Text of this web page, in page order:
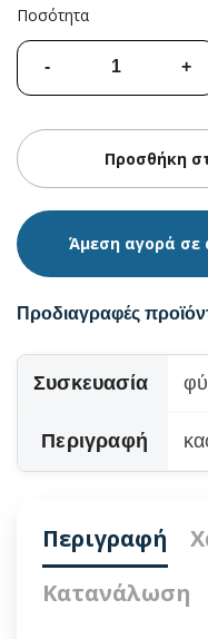
Ποσότητα
Άμεση αγορά σε
Προδιαγραφές
Συσκευασία
Περιγραφή
Περιγραφή
Κατανάλωση